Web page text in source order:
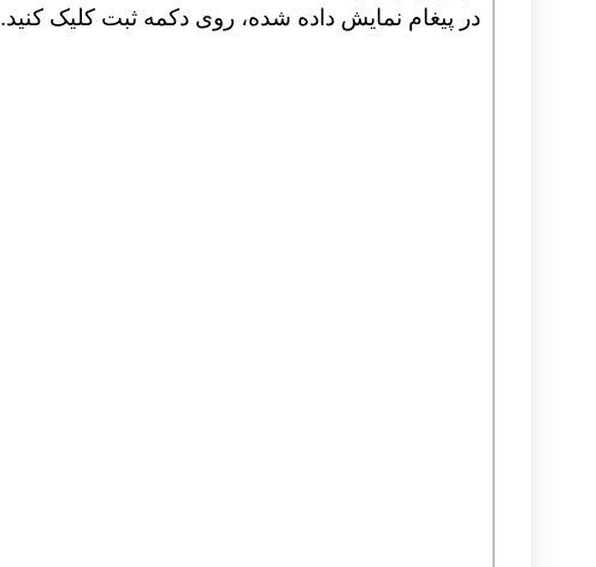
در پیغام نمایش داده شده، روی دکمه ثبت کلیک کنید.